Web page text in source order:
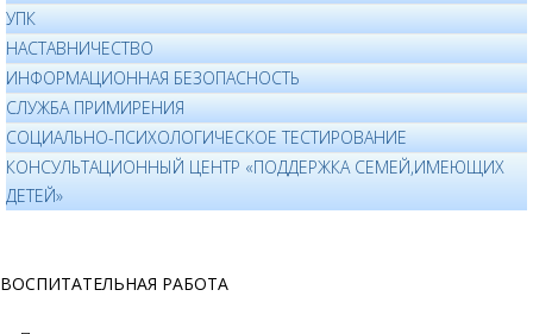
УПК
НАСТАВНИЧЕСТВО
ИНФОРМАЦИОННАЯ БЕЗОПАСНОСТЬ
СЛУЖБА ПРИМИРЕНИЯ
СОЦИАЛЬНО-ПСИХОЛОГИЧЕСКОЕ ТЕСТИРОВАНИЕ
КОНСУЛЬТАЦИОННЫЙ ЦЕНТР «ПОДДЕРЖКА СЕМЕЙ,ИМЕЮЩИХ
ДЕТЕЙ»
ВОСПИТАТЕЛЬНАЯ РАБОТА